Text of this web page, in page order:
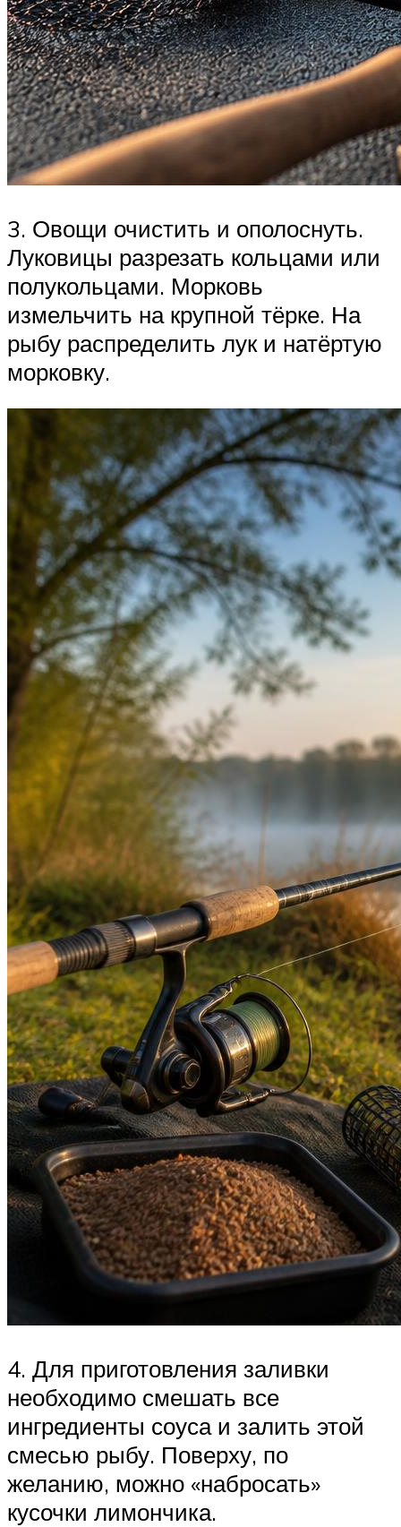
3. Овощи очистить и ополоснуть.
Луковицы разрезать кольцами или
полукольцами. Морковь
измельчить на крупной тёрке. На
рыбу распределить лук и натёртую
морковку.
4. Для приготовления заливки
необходимо смешать все
ингредиенты соуса и залить этой
смесью рыбу. Поверху, по
желанию, можно «набросать»
кусочки лимончика.